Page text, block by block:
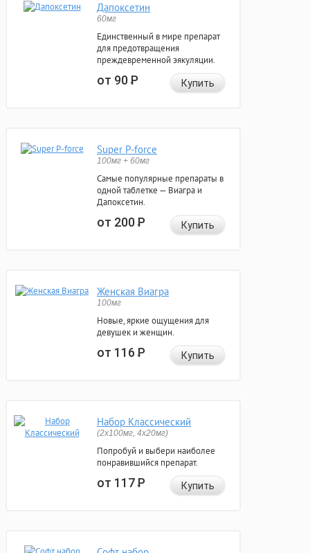
Дапоксетин
60мг
Единственный в мире препарат
для предотвращения
преждевременной эякуляции.
от 90Р Купить
Super P-force
100мг + 60мг
Самые популярные препараты в
одной таблетке — Виагра и
Дапоксетин.
от 200Р Купить
Женская Виагра
100мг
Новые, яркие ощущения для
девушек и женщин.
от 116Р Купить
Набор Классический
(2x100мг, 4x20мг)
Попробуй и выбери наиболее
понравившийся препарат.
от 117Р Купить